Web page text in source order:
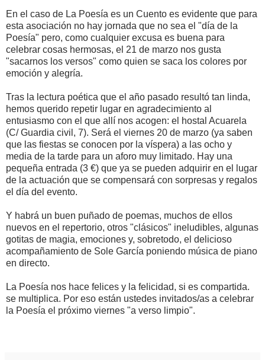
En el caso de La Poesía es un Cuento es evidente que para
esta asociación no hay jornada que no sea el "día de la
Poesía" pero, como cualquier excusa es buena para
celebrar cosas hermosas, el 21 de marzo nos gusta
"sacarnos los versos" como quien se saca los colores por
emoción y alegría.
Tras la lectura poética que el año pasado resultó tan linda,
hemos querido repetir lugar en agradecimiento al
entusiasmo con el que allí nos acogen: el hostal Acuarela
(C/ Guardia civil, 7). Será el viernes 20 de marzo (ya saben
que las fiestas se conocen por la víspera) a las ocho y
media de la tarde para un aforo muy limitado. Hay una
pequeña entrada (3 €) que ya se pueden adquirir en el lugar
de la actuación que se compensará con sorpresas y regalos
el día del evento.
Y habrá un buen puñado de poemas, muchos de ellos
nuevos en el repertorio, otros "clásicos" ineludibles, algunas
gotitas de magia, emociones y, sobretodo, el delicioso
acompañamiento de Sole García poniendo música de piano
en directo.
La Poesía nos hace felices y la felicidad, si es compartida.
se multiplica. Por eso están ustedes invitados/as a celebrar
la Poesía el próximo viernes "a verso limpio".